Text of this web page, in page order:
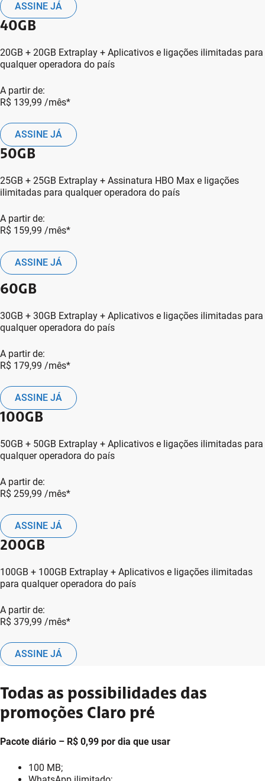
ASSINE JÁ
40GB
20GB + 20GB Extraplay + Aplicativos e ligações ilimitadas para
qualquer operadora do país
A partir de:
R$ 139,99 /mês*
ASSINE JÁ
50GB
25GB + 25GB Extraplay + Assinatura HBO Max e ligações
ilimitadas para qualquer operadora do país
A partir de:
R$ 159,99 /mês*
ASSINE JÁ
60GB
30GB + 30GB Extraplay + Aplicativos e ligações ilimitadas para
qualquer operadora do país
A partir de:
R$ 179,99 /mês*
ASSINE JÁ
100GB
50GB + 50GB Extraplay + Aplicativos e ligações ilimitadas para
qualquer operadora do país
A partir de:
R$ 259,99 /mês*
ASSINE JÁ
200GB
100GB + 100GB Extraplay + Aplicativos e ligações ilimitadas
para qualquer operadora do país
A partir de:
R$ 379,99 /mês*
ASSINE JÁ
Todas as possibilidades das
promoções Claro pré
Pacote diário – R$ 0,99 por dia que usar
100 MB;